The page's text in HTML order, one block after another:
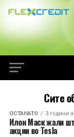
Сите
ОСТАНАТО 3 години
Илон Маск жали
акции во Tesla